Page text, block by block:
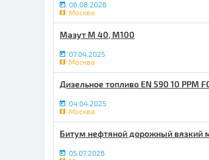
06.08.2026
Москва
Мазут М 40, М100
07.04.2025
Москва
Дизельное топливо EN 590 10 PPM
04.04.2025
Москва
Битум нефтяной дорожный
05.07.2026